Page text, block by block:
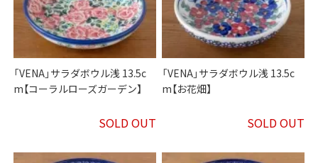
「VENA」サラダボウル浅 13.5c
m【コーラルローズガーデン】
SOLD OUT
「VENA」サラダボウル浅 13.5c
m【お花畑】
SOLD OUT